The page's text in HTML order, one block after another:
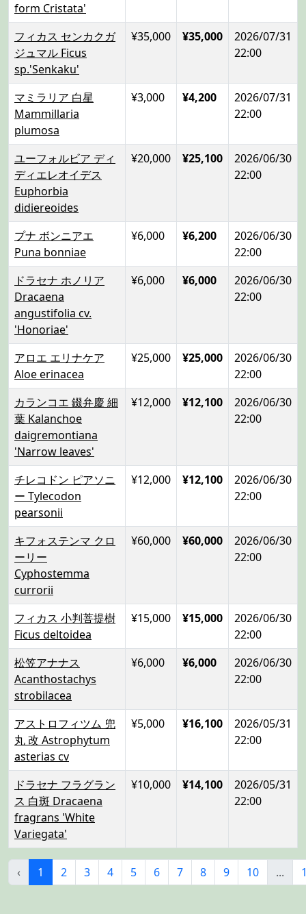
form Cristata'
フィカス センカクガ
ジュマル Ficus
sp.'Senkaku'
¥35,000 ¥35,000
2026/07/31
22:00
マミラリア 白星
Mammillaria
plumosa
¥3,000 ¥4,200
2026/07/31
22:00
ユーフォルビア ディ
ディエレオイデス
Euphorbia
didiereoides
¥20,000 ¥25,100
2026/06/30
22:00
プナ ボンニアエ
Puna bonniae
¥6,000 ¥6,200
2026/06/30
22:00
ドラセナ ホノリア
Dracaena
angustifolia cv.
'Honoriae'
¥6,000 ¥6,000
2026/06/30
22:00
アロエ エリナケア
Aloe erinacea
¥25,000 ¥25,000
2026/06/30
22:00
カランコエ 錣弁慶 細
葉 Kalanchoe
daigremontiana
'Narrow leaves'
¥12,000 ¥12,100
2026/06/30
22:00
チレコドン ピアソニ
ー Tylecodon
pearsonii
¥12,000 ¥12,100
2026/06/30
22:00
キフォステンマ クロ
ーリー
Cyphostemma
currorii
¥60,000 ¥60,000
2026/06/30
22:00
フィカス 小判菩提樹
Ficus deltoidea
¥15,000 ¥15,000
2026/06/30
22:00
松笠アナナス
Acanthostachys
strobilacea
¥6,000 ¥6,000
2026/06/30
22:00
アストロフィツム 兜
丸 改 Astrophytum
asterias cv
¥5,000 ¥16,100
2026/05/31
22:00
ドラセナ フラグラン
ス 白斑 Dracaena
fragrans 'White
Variegata'
¥10,000 ¥14,100
2026/05/31
22:00
‹ 1 2 3 4 5 6 7 8 9 10 ...